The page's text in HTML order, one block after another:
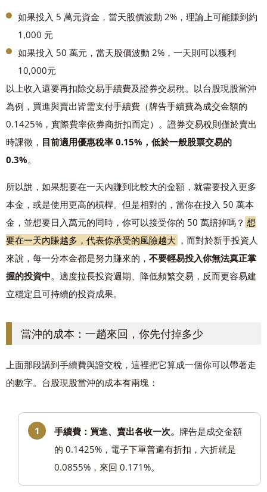
如果投入 5 萬元資金，當天股價波動 2%，理論上可能賺到約
1,000 元
如果投入 50 萬元，當天股價波動 2%，一天則可以獲利
10,000元
以上收入還要再扣除交易手續費及證券交易稅。以台股現股當沖
為例，買進與賣出皆需支付手續費（牌告手續費為成交金額的
0.1425%，實際費率依券商折扣而定）。證券交易稅則僅於賣出
時課徵， 目前適用優惠稅率 0.15%，低於一般股票交易的
0.3%。
所以說，如果想要在一天內賺到比較大的金額，就需要投入更多
本金，或是使用更高的槓桿。但是相對的，當你在投入 50 萬本
金，並想要日入萬元的同時，你可以接受你的 50 萬賠掉嗎？ 想
要在一天內賺越多，代表你承受的風險越大 ，而對於新手投資人
來說，每一分本金都是努力賺來的， 不要輕易投入你無法真正掌
握的投資中。適度拉長投資週期、降低頻繁交易，反而更容易建
立穩定且可持續的投資成果。
當沖的成本：一趟來回，你先付掉多少
上面那段講到手續費與證交稅，這裡把它算成一個你可以帶著走
的數字。台股現股當沖的成本有兩塊：
手續費：買進、賣出各收一次。 牌告是成交金額
的 0.1425%，電子下單普遍有折扣，六折就是
0.0855%，來回 0.171%。